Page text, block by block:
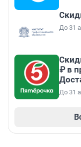
До 31
₽ в
До 31